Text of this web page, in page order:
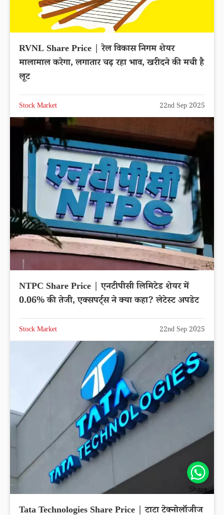
RVNL Share Price | रेल विकास निगम शेयर
मालामाल करेगा, लगातार चढ़ रहा भाव, खरीदने की मची है
लूट
Stock Market 22nd Sep 2025
NTPC Share Price | एनटीपीसी लिमिटेड शेयर में
0.06% की तेजी, एक्सपर्ट्स ने क्या कहा? लेटेस्ट अपडेट
Stock Market 22nd Sep 2025
Tata Technologies Share Price | टाटा टेक्नोलॉजीज
Share